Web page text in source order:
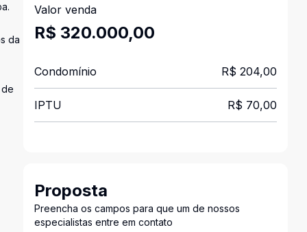
da
Valor venda
R$ 320.000,00
Condomínio R$ 204,00
IPTU R$ 70,00
Proposta
Preencha os campos para que um de nossos
especialistas entre em contato